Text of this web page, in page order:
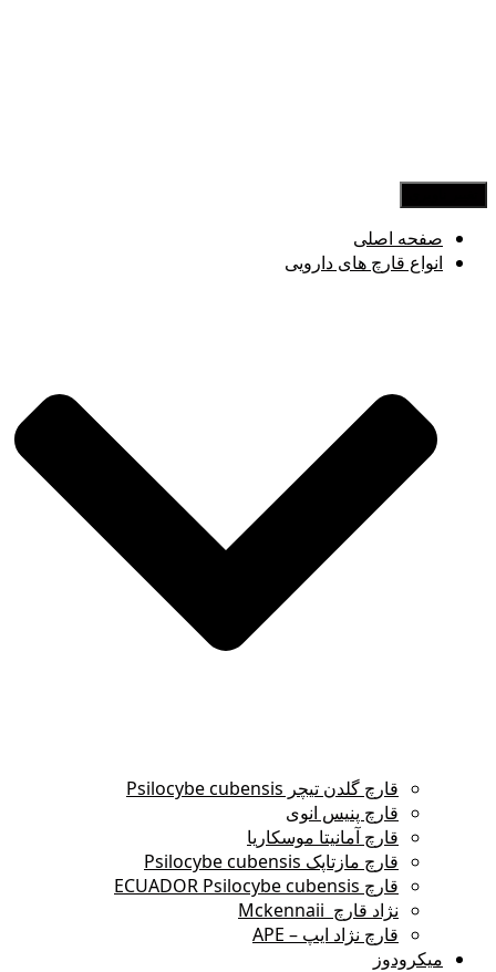
صفحه اصلی
انواع قارچ های دارویی
قارچ گلدن تیچر Psilocybe cubensis
قارچ پنیس انوی
قارچ آمانیتا موسکاریا
قارچ مازتاپک Psilocybe cubensis
قارچ ECUADOR Psilocybe cubensis
نژاد قارچ Mckennaii
قارچ نژاد ایپ – APE
میکرودوز